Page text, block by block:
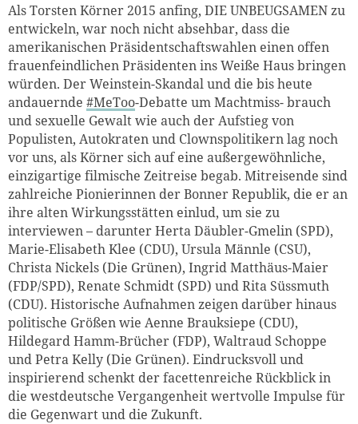
Als Torsten Körner 2015 anfing, DIE UNBEUGSAMEN zu
entwickeln, war noch nicht absehbar, dass die
amerikanischen Präsidentschaftswahlen einen offen
frauenfeindlichen Präsidenten ins Weiße Haus bringen
würden. Der Weinstein-Skandal und die bis heute
andauernde #MeToo-Debatte um Machtmiss- brauch
und sexuelle Gewalt wie auch der Aufstieg von
Populisten, Autokraten und Clownspolitikern lag noch
vor uns, als Körner sich auf eine außergewöhnliche,
einzigartige filmische Zeitreise begab. Mitreisende sind
zahlreiche Pionierinnen der Bonner Republik, die er an
ihre alten Wirkungsstätten einlud, um sie zu
interviewen – darunter Herta Däubler-Gmelin (SPD),
Marie-Elisabeth Klee (CDU), Ursula Männle (CSU),
Christa Nickels (Die Grünen), Ingrid Matthäus-Maier
(FDP/SPD), Renate Schmidt (SPD) und Rita Süssmuth
(CDU). Historische Aufnahmen zeigen darüber hinaus
politische Größen wie Aenne Brauksiepe (CDU),
Hildegard Hamm-Brücher (FDP), Waltraud Schoppe
und Petra Kelly (Die Grünen). Eindrucksvoll und
inspirierend schenkt der facettenreiche Rückblick in
die westdeutsche Vergangenheit wertvolle Impulse für
die Gegenwart und die Zukunft.